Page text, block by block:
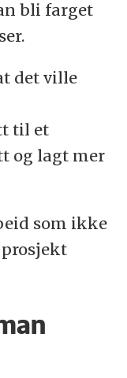
bli farget
det ville
til et
og lagt mer
som ikke